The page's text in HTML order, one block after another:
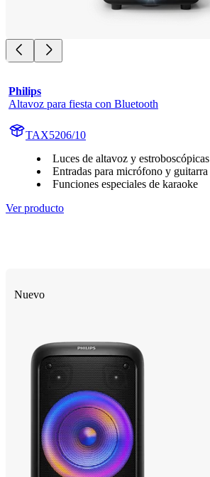
Philips
Altavoz para fiesta con Bluetooth
TAX5206/10
Luces de altavoz y estroboscópicas
Entradas para micrófono y guitarra
Funciones especiales de karaoke
Ver producto
Nuevo